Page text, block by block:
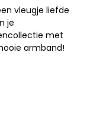
vleugje liefde
je
met
armband!